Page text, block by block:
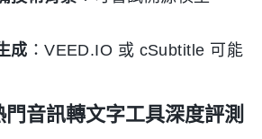
成 ：VEED.IO 或 cSubtitle 可能
音訊轉文字工具深度評測